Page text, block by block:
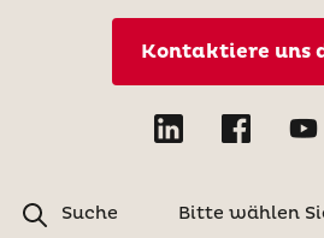
Suche
Kontaktiere uns
Bitte wählen